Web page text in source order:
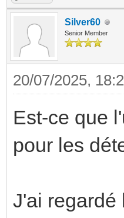
Silver60
Senior Member
20/07/2025,
Est-ce que
pour les
J'ai regardé